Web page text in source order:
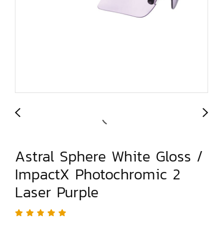
Astral Sphere White Gloss /
ImpactX Photochromic 2
Laser Purple